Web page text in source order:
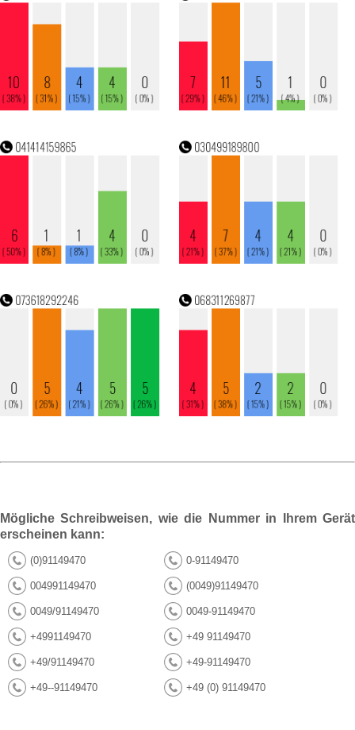
Mögliche Schreibweisen, wie die Nummer in Ihrem Gerät
erscheinen kann:
(0)91149470 0-91149470
004991149470 (0049)91149470
0049/91149470 0049-91149470
+4991149470 +49 91149470
+49/91149470 +49-91149470
+49--91149470 +49 (0) 91149470